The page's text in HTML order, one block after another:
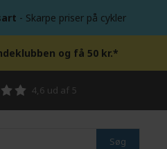
- Skarpe priser på cykler
og få 50 kr.*
4,6 ud af 5
Søg